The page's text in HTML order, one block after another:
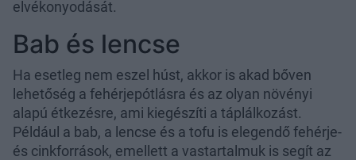
elvékonyodását.
Bab és lencse
Ha esetleg nem eszel húst, akkor is akad bőven
lehetőség a fehérjepótlásra és az olyan növényi
alapú étkezésre, ami kiegészíti a táplálkozást.
Például a bab, a lencse és a tofu is elegendő fehérje-
és cinkforrások, emellett a vastartalmuk is segít az